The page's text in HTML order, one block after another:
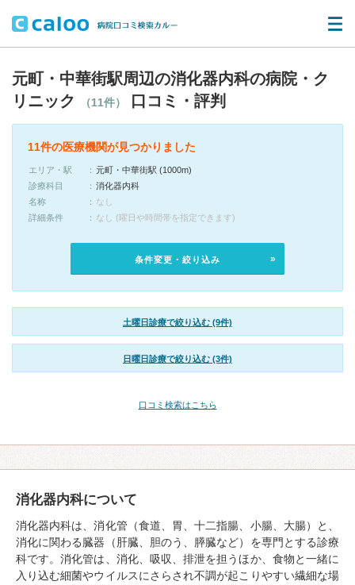
元町・中華街駅周辺の消化器内科の病院・ク
リニック
（11件） 口コミ・評判
11件の医療機関が見つかりました
エリア・駅
元町・中華街駅 (1000m)
診療科目
消化器内科
名称
なし
詳細条件
なし (曜日や時間帯を指定できます)
条件変更・絞り込み
土曜日診療で絞り込む (9件)
日曜日診療で絞り込む (3件)
口コミ検索はこちら
消化器内科について
消化器内科は、消化管（食道、胃、十二指腸、小腸、大腸）と、
消化に関わる臓器（肝臓、胆のう、膵臓など）を専門とする診療
科です。消化管は、消化、吸収、排泄を担うほか、食物と一緒に
入り込む細菌やウイルスにさらされ不調が起こりやすい繊細な場